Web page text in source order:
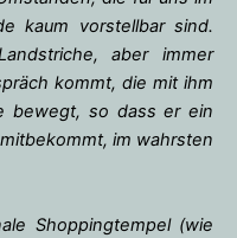
kaum vorstellbar sind.
aber immer
kommt, die mit ihm
bewegt, so dass er ein
im wahrsten
Shoppingtempel (wie